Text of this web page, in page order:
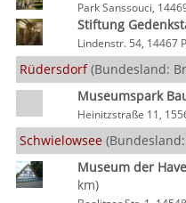
Park Sanssouci,
Stiftung
Lindenstr. 54, 14467
Rüdersdorf(Bundesland:
Museumspark
Heinitzstraße 11,
Schwielowsee
Museum der
km)